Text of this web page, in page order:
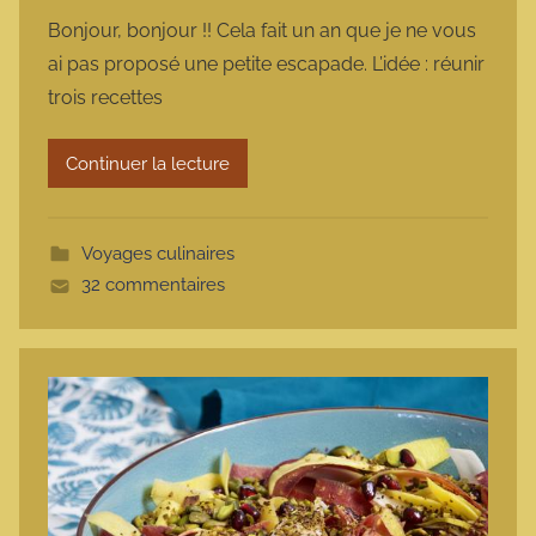
r
m
r
m
t
e
Bonjour, bonjour !! Cela fait un an que je ne vous
ai pas proposé une petite escapade. L’idée : réunir
trois recettes
Continuer la lecture
Voyages culinaires
32 commentaires